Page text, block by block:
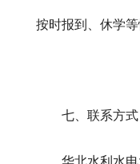
按时报到、休学等
七、联系方式
华北水利水